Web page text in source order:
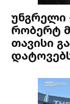
რობერტ
თავისი